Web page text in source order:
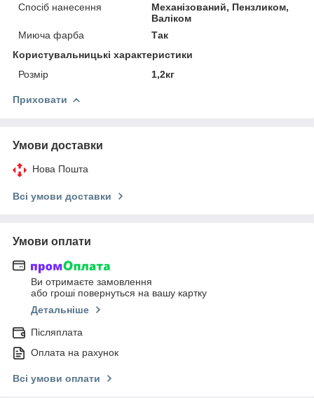
Спосіб нанесення
Механізований, Пензликом,
Валіком
Миюча фарба
Так
Користувальницькі характеристики
Розмір
1,2кг
Приховати
Умови доставки
Нова Пошта
Всі умови доставки
Умови оплати
Ви отримаєте замовлення
або гроші повернуться на вашу картку
Детальніше
Післяплата
Оплата на рахунок
Всі умови оплати